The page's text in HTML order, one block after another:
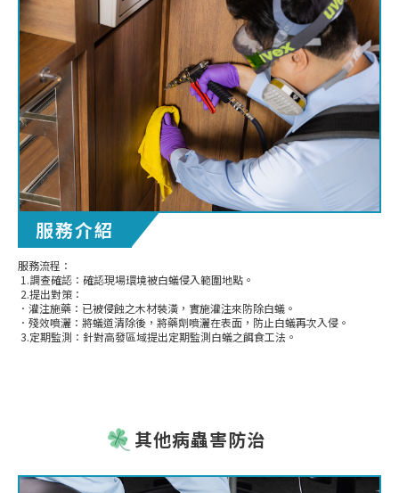
服務介紹
服務流程：
1.調查確認：確認現場環境被白蟻侵入範圍地點。
2.提出對策：
．灌注施藥：已被侵蝕之木材裝潢，實施灌注來防除白蟻。
．殘效噴灑：將蟻道清除後，將藥劑噴灑在表面，防止白蟻再次入侵。
3.定期監測：針對高發區域提出定期監測白蟻之餌食工法。
其他病蟲害防治